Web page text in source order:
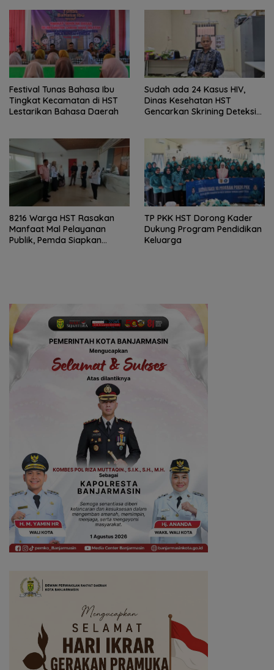
Festival Tunas Bahasa Ibu
Tingkat Kecamatan di HST
Lestarikan Bahasa Daerah
Sudah ada 24 Kasus HIV,
Dinas Kesehatan HST
Gencarkan Skrining Deteksi
8216 Warga HST Rasakan
Manfaat Mal Pelayanan
Publik, Pemda Siapkan
TP PKK HST Dorong Kader
Dukung Program Pendidikan
Keluarga